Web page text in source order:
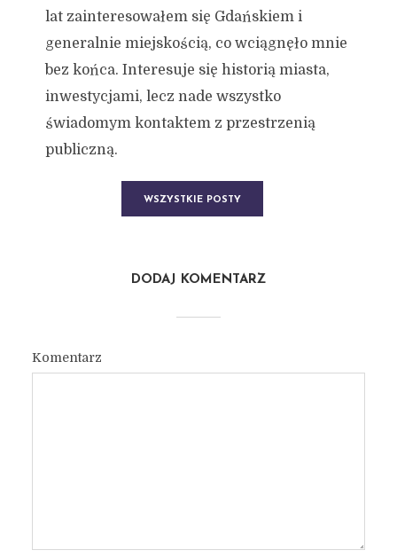
lat zainteresowałem się Gdańskiem i
generalnie miejskością, co wciągnęło mnie
bez końca. Interesuje się historią miasta,
inwestycjami, lecz nade wszystko
świadomym kontaktem z przestrzenią
publiczną.
WSZYSTKIE POSTY
DODAJ KOMENTARZ
Komentarz